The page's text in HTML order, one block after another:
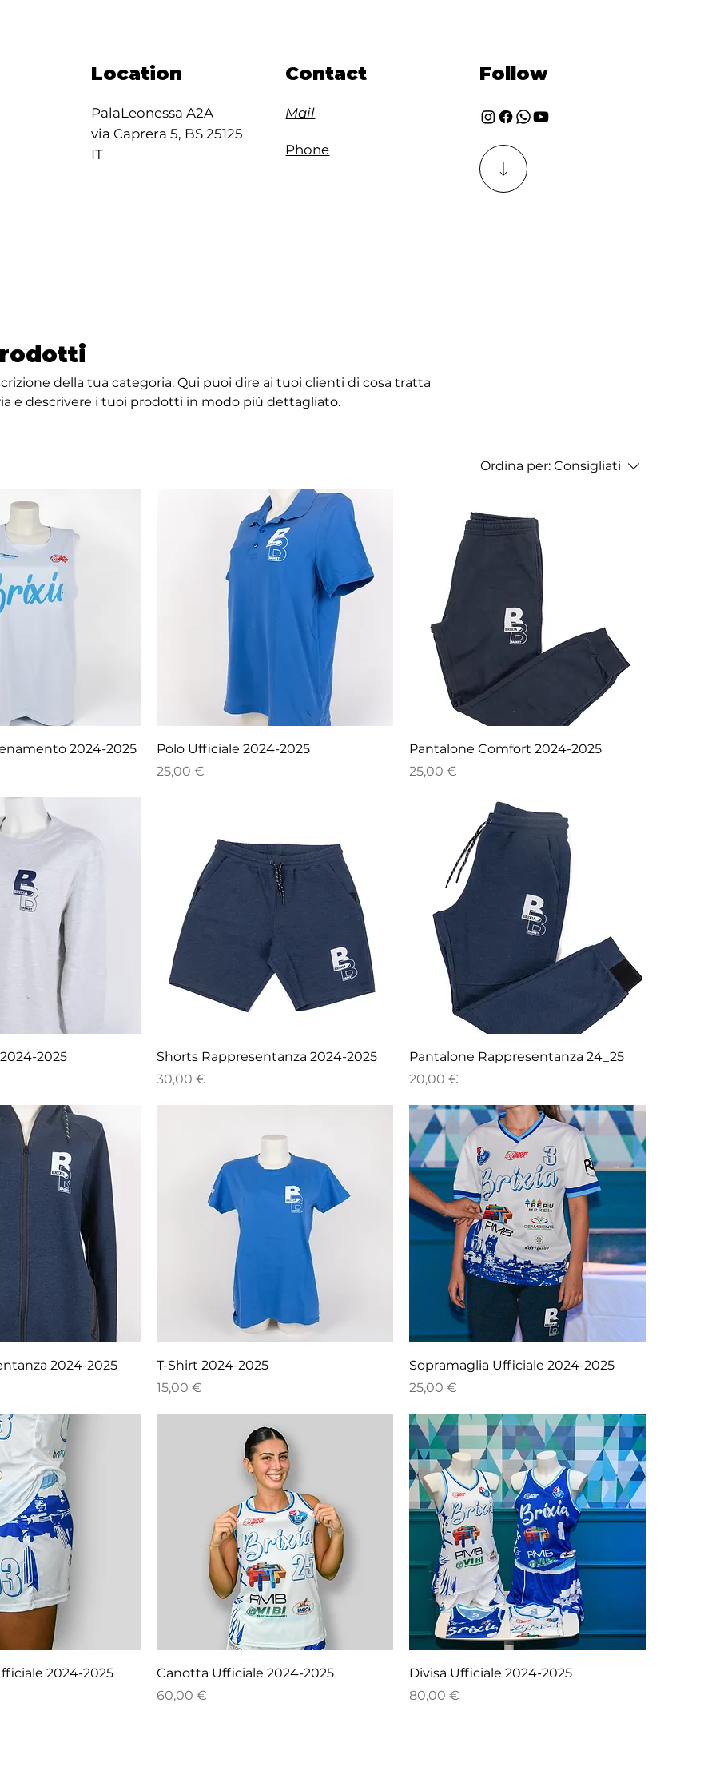
Location
PalaLeonessa A2A
via Caprera 5, BS 25125
IT
Contact
Mail
Phone
Follow
della tua categoria. Qui puoi dire ai tuoi clienti di cosa tratta
e descrivere i tuoi prodotti in modo più dettagliato.
Ordina per: Consigliati
2024-2025
Polo Ufficiale 2024-2025
Prezzo
25,00 €
Pantalone Comfort 2024-2025
Prezzo
25,00 €
2025
Shorts Rappresentanza 2024-2025
Prezzo
30,00 €
Pantalone Rappresentanza 24_25
Prezzo
20,00 €
2024-2025
T-Shirt 2024-2025
Prezzo
15,00 €
Sopramaglia Ufficiale 2024-2025
Prezzo
25,00 €
2024-2025
Canotta Ufficiale 2024-2025
Prezzo
60,00 €
Divisa Ufficiale 2024-2025
Prezzo
80,00 €